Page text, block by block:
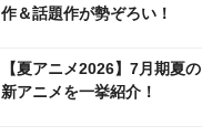
作＆話題作が勢ぞろい！
【夏アニメ2026】7月期夏の
新アニメを一挙紹介！